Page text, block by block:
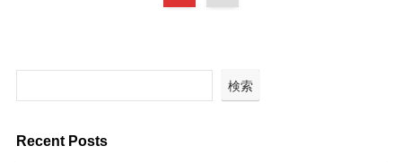
検索
Recent Posts